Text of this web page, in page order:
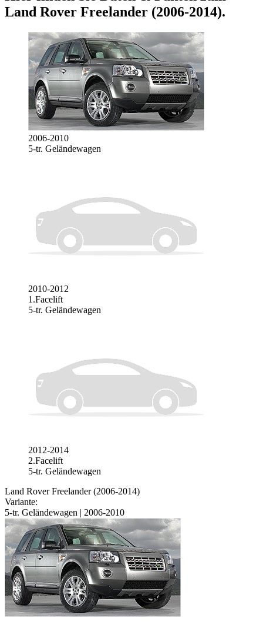
Land Rover Freelander (2006-2014).
2006-2010
5-tr. Geländewagen
2010-2012
1.Facelift
5-tr. Geländewagen
2012-2014
2.Facelift
5-tr. Geländewagen
Land Rover Freelander (2006-2014)
Variante:
5-tr. Geländewagen | 2006-2010